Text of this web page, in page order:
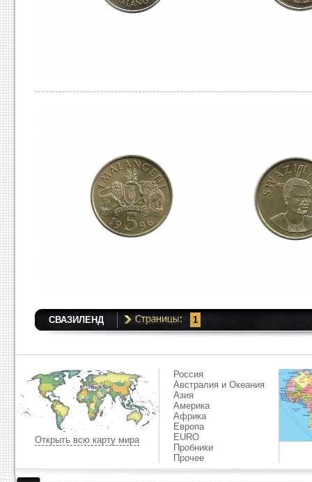
СВАЗИЛЕНД 1
Открыть всю карту мира
Россия
Австралия и Океания
Азия
Америка
Африка
Европа
EURO
Пробники
Прочее